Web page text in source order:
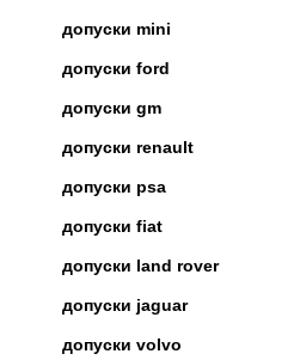
допуски mini
допуски ford
допуски gm
допуски renault
допуски psa
допуски fiat
допуски land rover
допуски jaguar
допуски volvo